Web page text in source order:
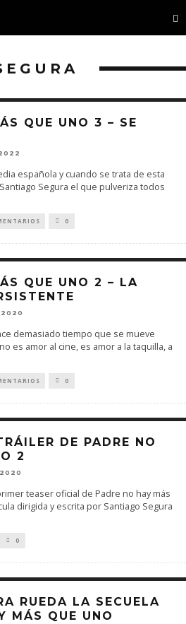
QUE UNO 3 – SE
española y cuando se trata de esta
Segura el que pulveriza todos
0
QUE UNO 2 – LA
2020
demasiado tiempo que se mueve
es amor al cine, es amor a la taquilla, a
0
DE PADRE NO
2
2020
teaser oficial de Padre no hay más
dirigida y escrita por Santiago Segura
0
RUEDA LA SECUELA
MÁS QUE UNO